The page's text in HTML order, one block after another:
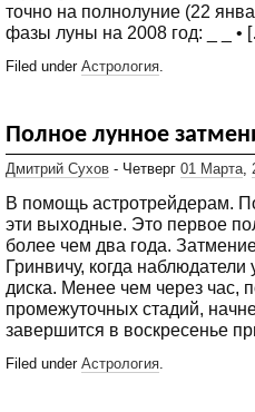
точно на полнолуние (22
фазы луны на 2008 год: _ _ •
Filed under Астрология
Полное лунное
Дмитрий Сухов - Четверг 01 Марта,
В помощь астротрейдерам.
эти выходные. Это первое
более чем два года.
Гринвичу, когда
диска. Менее чем через час,
промежуточных стадий,
завершится в воскресенье
Filed under Астрология